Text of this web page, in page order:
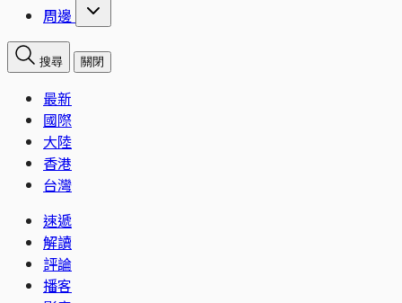
周邊
搜尋 關閉
最新
國際
大陸
香港
台灣
速遞
解讀
評論
播客